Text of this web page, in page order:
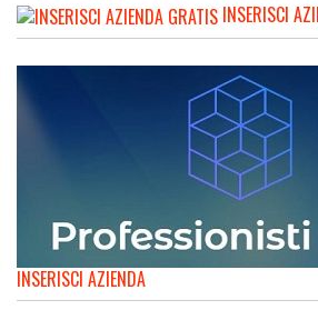
INSERISCI
INSERISCI AZIENDA